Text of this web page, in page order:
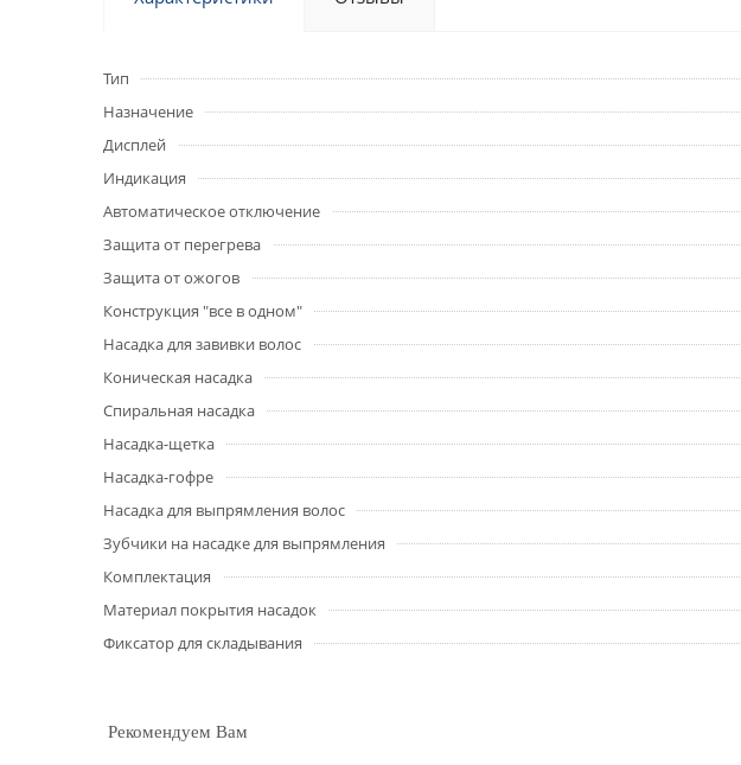
Тип
Назначение
Дисплей
Индикация
Автоматическое отключение
Защита от перегрева
Защита от ожогов
Конструкция "все в одном"
Насадка для завивки волос
Коническая насадка
Спиральная насадка
Насадка-щетка
Насадка-гофре
Насадка для выпрямления волос
Зубчики на насадке для выпрямления
Комплектация
Материал покрытия насадок
Фиксатор для складывания
Рекомендуем Вам